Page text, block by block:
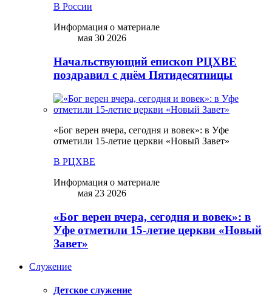
В России
Информация о материале
мая 30 2026
Начальствующий епископ РЦХВЕ
поздравил с днём Пятидесятницы
«Бог верен вчера, сегодня и вовек»: в Уфе
отметили 15-летие церкви «Новый Завет»
В РЦХВЕ
Информация о материале
мая 23 2026
«Бог верен вчера, сегодня и вовек»: в
Уфе отметили 15-летие церкви «Новый
Завет»
Служение
Детское служение